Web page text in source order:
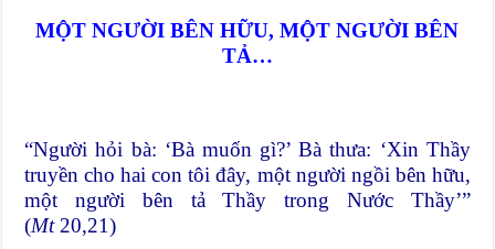
MỘT NGƯỜI BÊN HỮU, MỘT NGƯỜI BÊN
TẢ…
“Người hỏi bà: ‘Bà muốn gì?’ Bà thưa: ‘Xin Thầy
truyền cho hai con tôi đây, một người ngồi bên hữu,
một người bên tả Thầy trong Nước Thầy’”
(Mt20,21)